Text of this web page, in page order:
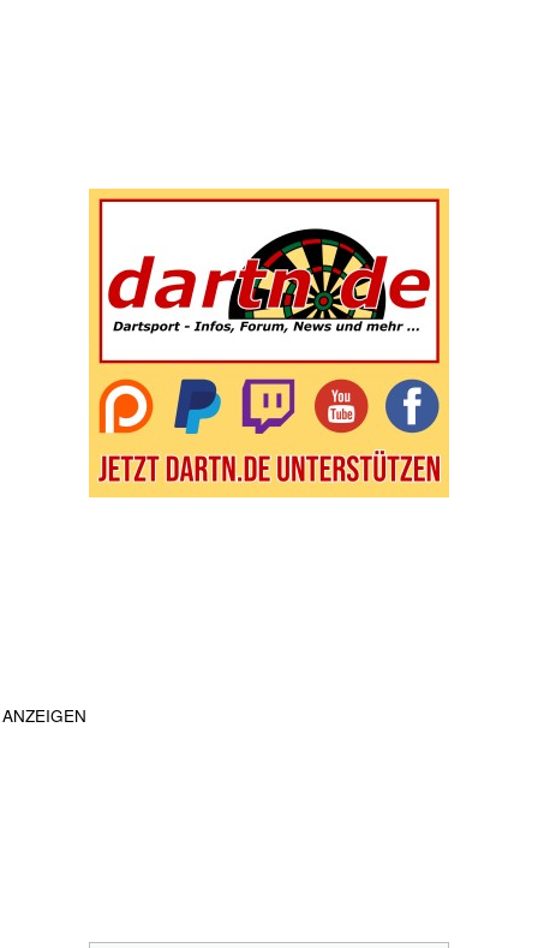
ANZEIGEN